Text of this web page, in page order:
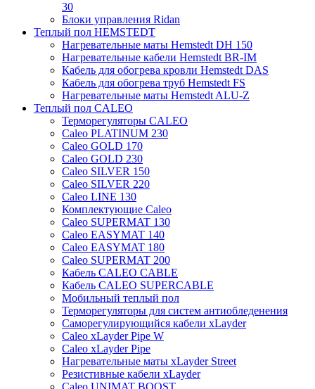
30
Блоки управления Ridan
Теплый пол HEMSTEDT
Нагревательные маты Hemstedt DH 150
Нагревательные кабели Hemstedt BR-IM
Кабель для обогрева кровли Hemstedt DAS
Кабель для обогрева труб Hemstedt FS
Нагревательные маты Hemstedt ALU-Z
Теплый пол CALEO
Терморегуляторы CALEO
Caleo PLATINUM 230
Caleo GOLD 170
Caleo GOLD 230
Caleo SILVER 150
Caleo SILVER 220
Caleo LINE 130
Комплектующие Caleo
Caleo SUPERMAT 130
Caleo EASYMAT 140
Caleo EASYMAT 180
Caleo SUPERMAT 200
Кабель CALEO CABLE
Кабель CALEO SUPERCABLE
Мобильный теплый пол
Терморегуляторы для систем антиобледенения
Саморегулирующийся кабели xLayder
Caleo xLayder Pipe W
Caleo xLayder Pipe
Нагревательные маты xLayder Street
Резистивные кабели xLayder
Caleo UNIMAT BOOST